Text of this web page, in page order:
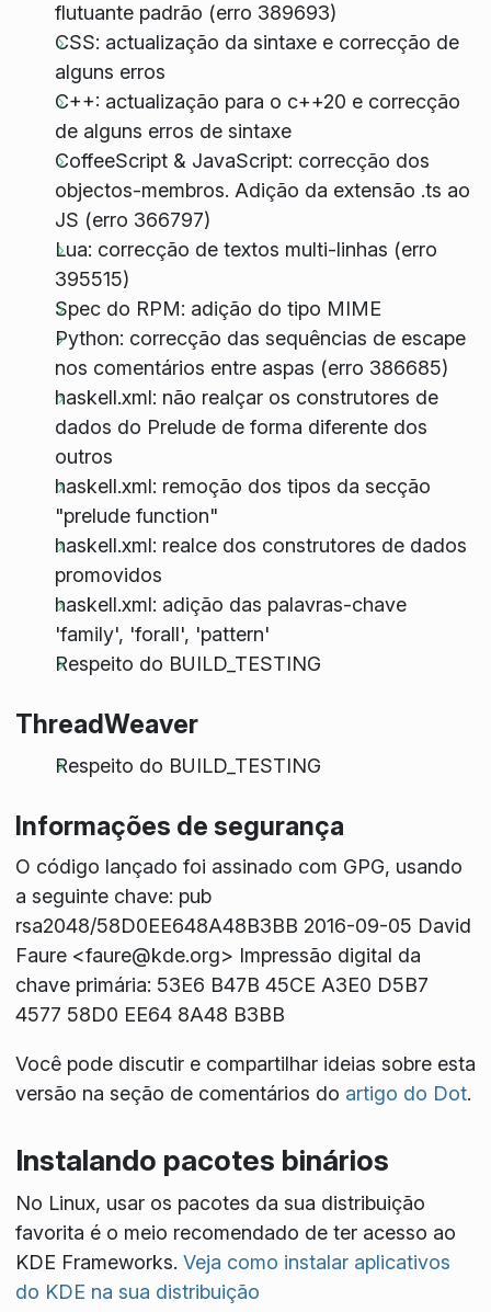
flutuante padrão (erro 389693)
CSS: actualização da sintaxe e correcção de
alguns erros
C++: actualização para o c++20 e correcção
de alguns erros de sintaxe
CoffeeScript & JavaScript: correcção dos
objectos-membros. Adição da extensão .ts ao
JS (erro 366797)
Lua: correcção de textos multi-linhas (erro
395515)
Spec do RPM: adição do tipo MIME
Python: correcção das sequências de escape
nos comentários entre aspas (erro 386685)
haskell.xml: não realçar os construtores de
dados do Prelude de forma diferente dos
outros
haskell.xml: remoção dos tipos da secção
"prelude function"
haskell.xml: realce dos construtores de dados
promovidos
haskell.xml: adição das palavras-chave
'family', 'forall', 'pattern'
Respeito do BUILD_TESTING
ThreadWeaver
Respeito do BUILD_TESTING
Informações de segurança
O código lançado foi assinado com GPG, usando
a seguinte chave: pub
rsa2048/58D0EE648A48B3BB 2016-09-05 David
Faure <faure@kde.org> Impressão digital da
chave primária: 53E6 B47B 45CE A3E0 D5B7
4577 58D0 EE64 8A48 B3BB
Você pode discutir e compartilhar ideias sobre esta
versão na seção de comentários do artigo do Dot.
Instalando pacotes binários
No Linux, usar os pacotes da sua distribuição
favorita é o meio recomendado de ter acesso ao
KDE Frameworks. Veja como instalar aplicativos
do KDE na sua distribuição